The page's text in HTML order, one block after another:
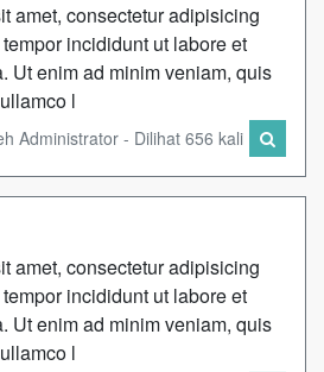
amet, consectetur adipisicing
incididunt ut labore et
Ut enim ad minim veniam, quis
l
Administrator - Dilihat 656 kali
amet, consectetur adipisicing
incididunt ut labore et
Ut enim ad minim veniam, quis
l